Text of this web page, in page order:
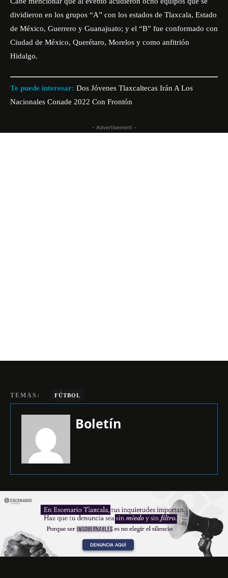
dividieron en los grupos “A” con los estados de Tlaxcala, Estado
de México, Guerrero y Guanajuato; y el “B” fue conformado con
Ciudad de México, Querétaro, Morelos y como anfitrión
Hidalgo.
Te puede interesar: Dos Jóvenes Tlaxcaltecas Irán A Los
Nacionales Conade 2022 Con Frontón
- Advertisement -
TEMAS: FÚTBOL
Boletín